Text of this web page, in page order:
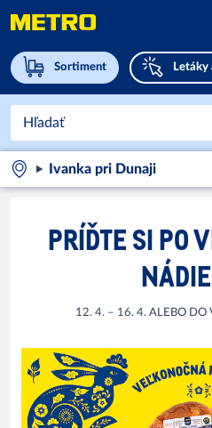
Sortiment Letáky
Ivanka pri Dunaji
PRÍĎTE SI PO
12. 4. – 16. 4. ALEBO DO